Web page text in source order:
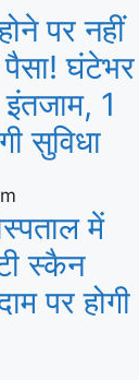
पर नहीं
घंटेभर
1
सुविधा
में
स्कैन
पर होगी